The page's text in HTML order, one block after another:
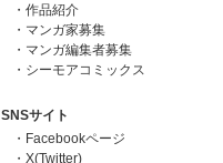
・作品紹介
・マンガ家募集
・マンガ編集者募集
・シーモアコミックス
SNSサイト
・Facebookページ
・X(Twitter)